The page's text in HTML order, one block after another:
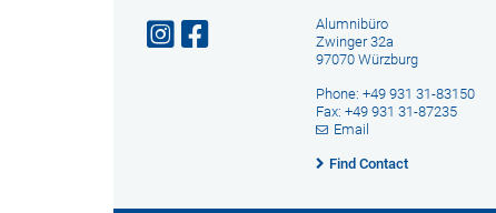
Alumnibüro
Zwinger 32a
97070 Würzburg
Phone: +49 931 31-83150
Fax: +49 931 31-87235
Email
Find Contact